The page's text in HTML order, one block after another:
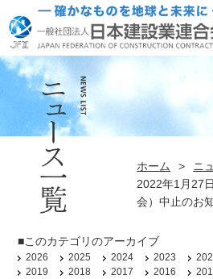
ホーム > ニ
2022年1月27
会）中止のお
■このカテゴリのアーカイブ
2026 2025 2024 2023
2019
2018 2017 2016